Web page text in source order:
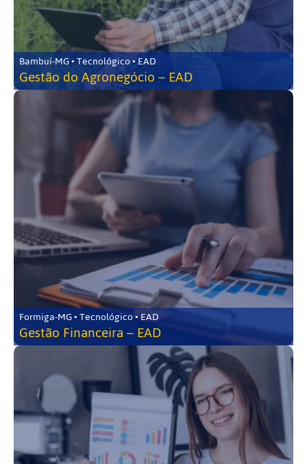
Bambuí-MG • Tecnológico • EAD
Gestão do Agronegócio – EAD
Formiga-MG • Tecnológico • EAD
Gestão Financeira – EAD